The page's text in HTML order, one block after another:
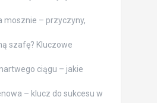
mosznie – przyczyny,
szafę? Kluczowe
ciągu – jakie
– klucz do sukcesu w